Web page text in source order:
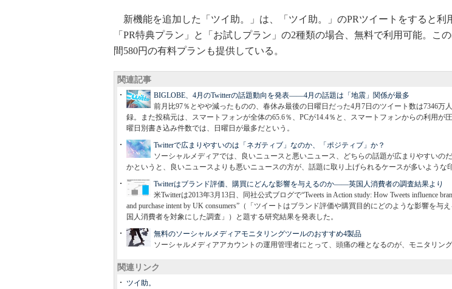
新機能を追加した「ツイ助。」は、「ツイ助。」のPRツイートをすると利
「PR特典プラン」と「お試しプラン」の2種類の場合、無料で利用可能。この
間580円の有料プランも提供している。
関連記事
BIGLOBE、4月のTwitterの話題動向を発表――4月の話題は「地震」関係が最多
前月比97％とやや減ったものの、春休み最後の日曜日だった4月7日のツイート数は7346万
録。また投稿元は、スマートフォンが全体の65.6％、PCが14.4％と、スマートフォンからの利用が圧
曜日別書き込み件数では、日曜日が最多だという。
Twitterで広まりやすいのは「ネガティブ」なのか、「ポジティブ」か？
ソーシャルメディアでは、良いニュースと悪いニュース、どちらの話題が広まりやすいの
かというと、良いニュースよりも悪いニュースの方が、話題に取り上げられるケースが多いような
Twitterはブランド評価、購買にどんな影響を与えるのか――英国人消費者の調査結果より
米Twitterは2013年3月13日、同社公式ブログで“Tweets in Action study: How Tweets influence
and purchase intent by UK consumers”（「ツイートはブランド評価や購買目的にどのような影響を
国人消費者を対象にした調査」）と題する研究結果を発表した。
無料のソーシャルメディアモニタリングツールのおすすめ4製品
ソーシャルメディアアカウントの運用管理者にとって、頭痛の種となるのが、モニタリング
関連リンク
ツイ助。